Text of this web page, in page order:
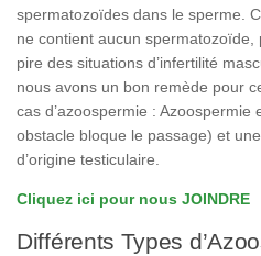
spermatozoïdes dans le sperme.
ne contient aucun spermatozoïde,
pire des situations d’infertilité
nous avons un bon remède pour
cas d’azoospermie : Azoospermie
obstacle bloque le passage) et
d’origine testiculaire.
Cliquez ici pour nous JOINDRE
Différents Types